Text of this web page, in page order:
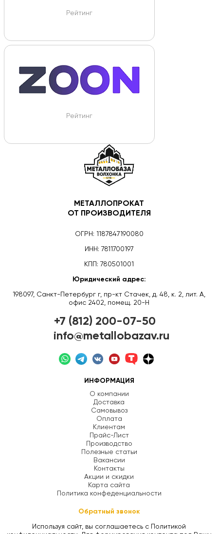
Рейтинг
Рейтинг
МЕТАЛЛОПРОКАТ
ОТ ПРОИЗВОДИТЕЛЯ
ОГРН: 1187847190080
ИНН: 7811700197
КПП: 780501001
Юридический адрес:
198097, Санкт-Петербург г, пр-кт Стачек, д. 48, к. 2, лит. А,
офис 2402, помещ. 20-Н
+7 (812) 200-07-50
info@metallobazav.ru
ИНФОРМАЦИЯ
О компании
Доставка
Самовывоз
Оплата
Клиентам
Прайс-Лист
Производство
Полезные статьи
Вакансии
Контакты
Акции и скидки
Карта сайта
Политика конфеденциальности
Обратный звонок
Используя сайт, вы соглашаетесь с Политикой